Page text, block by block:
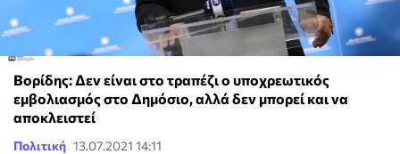
Βορίδης: Δεν είναι στο τραπέζι ο υποχρεωτικός
εμβολιασμός στο Δημόσιο, αλλά δεν μπορεί και να
αποκλειστεί
Πολιτική 13.07.2021 14:11